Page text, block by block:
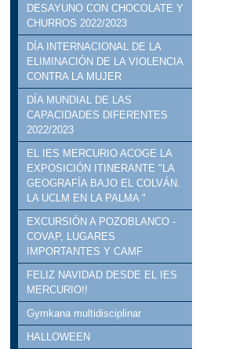
DESAYUNO CON CHOCOLATE Y
CHURROS 2022/2023
DÍA INTERNACIONAL DE LA
ELIMINACIÓN DE LA VIOLENCIA
CONTRA LA MUJER
DÍA MUNDIAL DE LAS
CAPACIDADES DIFERENTES
2022/2023
EL IES MERCURIO ACOGE LA
EXPOSICIÓN ITINERANTE "LA
GEOGRAFÍA BAJO EL COLVÁN.
LA UCLM EN LA PALMA "
EXCURSIÓN A POZOBLANCO -
COVAP, LUGARES
IMPORTANTES Y CAMF
FELIZ NAVIDAD DESDE EL IES
MERCURIO!!
Gymkana multidisciplinar
HALLOWEEN